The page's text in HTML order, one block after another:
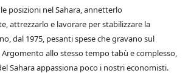
posizioni nel Sahara, annetterlo
attrezzarlo e lavorare per stabilizzare la
dal 1975, pesanti spese che gravano sul
allo stesso tempo tabù e complesso,
Sahara appassiona poco i nostri economisti.